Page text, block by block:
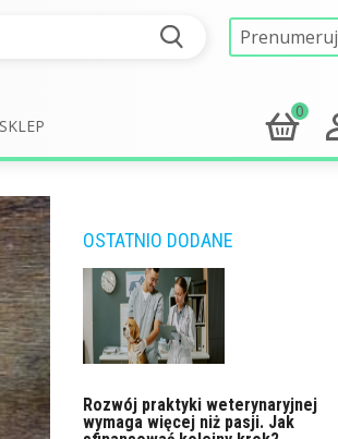
Prenumeruj
0
OSTATNIO DODANE
Rozwój praktyki weterynaryjnej
wymaga więcej niż pasji. Jak